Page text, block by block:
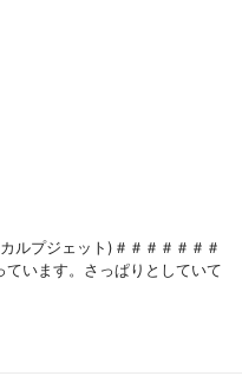
ルプジェット)＃＃＃＃＃＃＃
ています。さっぱりとしていて